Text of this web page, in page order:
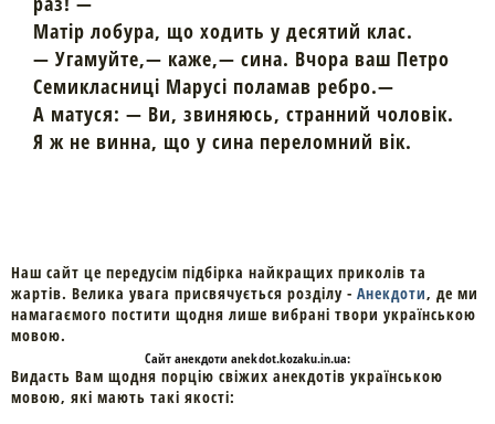
Матір лобура, що ходить у десятий клас.
— Угамуйте,— каже,— сина. Вчора ваш Петро
Семикласниці Марусі поламав ребро.—
А матуся: — Ви, звиняюсь, странний чоловік.
Я ж не винна, що у сина переломний вік.
Наш сайт це передусім підбірка найкращих приколів та
жартів. Велика увага присвячується розділу - Анекдоти, де ми
намагаємого постити щодня лише вибрані твори українською
мовою.
Cайтанекдоти anekdot.kozaku.in.ua:
Видасть Вам щодня порцію свіжих анекдотів українською
мовою, які мають такі якості: